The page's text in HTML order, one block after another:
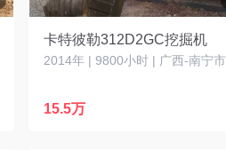
卡特彼勒312D2GC挖掘机
2014年 | 9800小时 | 广西-南宁市
15.5万